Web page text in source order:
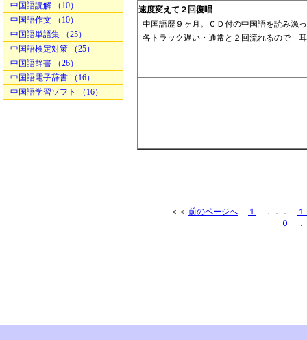
中国語読解 （10）
中国語作文 （10）
中国語単語集 （25）
中国語検定対策 （25）
中国語辞書 （26）
中国語電子辞書 （16）
中国語学習ソフト （16）
速度変えて２回復唱
中国語歴９ヶ月。ＣＤ付の中国語を読み
各トラック遅い・通常と２回流れるので
＜＜ 前のページへ １ ．．．
０